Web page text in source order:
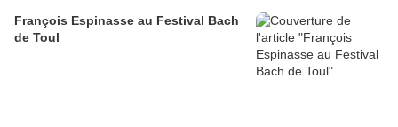
François Espinasse au Festival Bach
de Toul